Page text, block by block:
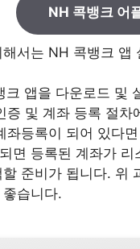
NH 콕뱅크 어
서는 NH 콕뱅크 앱
크 앱을 다운로드 및
증 및 계좌 등록 절차
좌등록이 되어 있다
면 등록된 계좌가
준비가 됩니다. 위
습니다.